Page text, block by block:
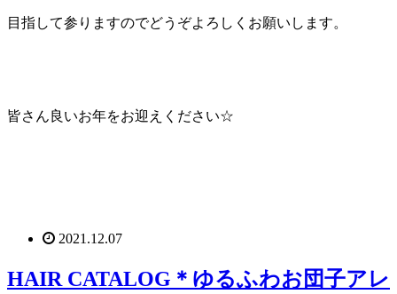
目指して参りますのでどうぞよろしくお願いします。
皆さん良いお年をお迎えください☆
2021.12.07
HAIR CATALOG＊ゆるふわお団子アレ